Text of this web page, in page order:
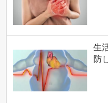
生
防